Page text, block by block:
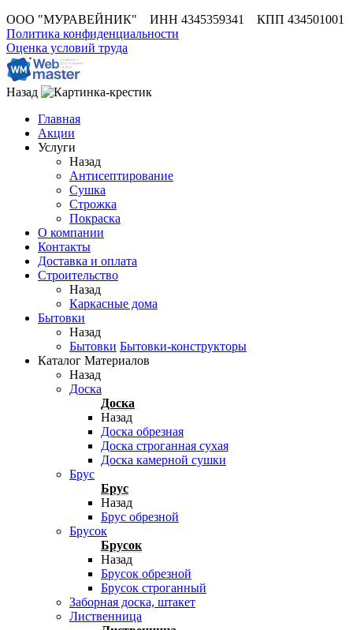
ООО "МУРАВЕЙНИК" ИНН 4345359341 КПП 434501001
Политика конфиденциальности
Оценка условий труда
Назад
Главная
Акции
Услуги
Назад
Антисептирование
Сушка
Строжка
Покраска
О компании
Контакты
Доставка и оплата
Строительство
Назад
Каркасные дома
Бытовки
Назад
Бытовки Бытовки-конструкторы
Каталог Материалов
Назад
Доска
Доска
Назад
Доска обрезная
Доска строганная сухая
Доска камерной сушки
Брус
Брус
Назад
Брус обрезной
Брусок
Брусок
Назад
Брусок обрезной
Брусок строганный
Заборная доска, штакет
Лиственница